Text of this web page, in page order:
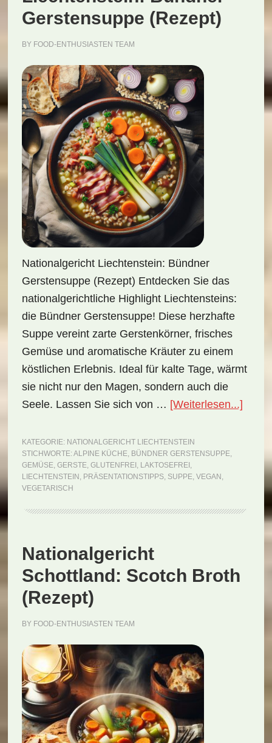
Gerstensuppe (Rezept)
BY FOOD-ENTHUSIASTEN TEAM
Nationalgericht Liechtenstein: Bündner
Gerstensuppe (Rezept) Entdecken Sie das
nationalgerichtliche Highlight Liechtensteins:
die Bündner Gerstensuppe! Diese herzhafte
Suppe vereint zarte Gerstenkörner, frisches
Gemüse und aromatische Kräuter zu einem
köstlichen Erlebnis. Ideal für kalte Tage, wärmt
sie nicht nur den Magen, sondern auch die
Seele. Lassen Sie sich von … [Weiterlesen...]
KATEGORIE: NATIONALGERICHT LIECHTENSTEIN
STICHWORTE: ALPINE KÜCHE, BÜNDNER GERSTENSUPPE,
GEMÜSE, GERSTE, GLUTENFREI , LAKTOSEFREI ,
LIECHTENSTEIN , PRÄSENTATIONSTIPPS, SUPPE, VEGAN ,
VEGETARISCH
Nationalgericht
Schottland: Scotch Broth
(Rezept)
BY FOOD-ENTHUSIASTEN TEAM